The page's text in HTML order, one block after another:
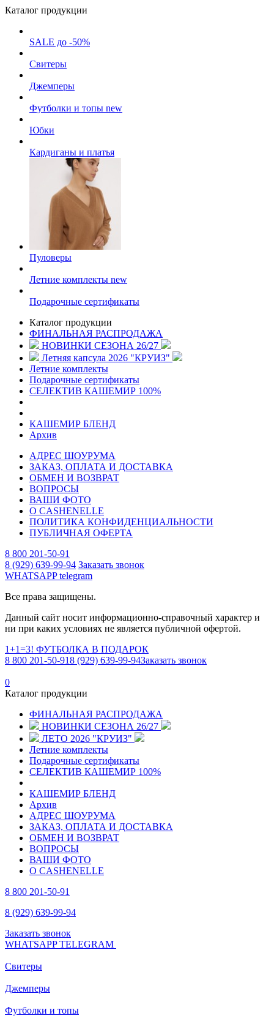
Каталог продукции
SALE до -50%
Свитеры
Джемперы
Футболки и топы new
Юбки
Кардиганы и платья
Пуловеры
Летние комплекты new
Подарочные сертификаты
Каталог продукции
ФИНАЛЬНАЯ РАСПРОДАЖА
НОВИНКИ СЕЗОНА 26/27
Летняя капсула 2026 "КРУИЗ"
Летние комплекты
Подарочные сертификаты
СЕЛЕКТИВ КАШЕМИР 100%
КАШЕМИР БЛЕНД
Архив
АДРЕС ШОУРУМА
ЗАКАЗ, ОПЛАТА И ДОСТАВКА
ОБМЕН И ВОЗВРАТ
ВОПРОСЫ
ВАШИ ФОТО
О CASHENELLE
ПОЛИТИКА КОНФИДЕНЦИАЛЬНОСТИ
ПУБЛИЧНАЯ ОФЕРТА
8 800 201-50-91
8 (929) 639-99-94 Заказать звонок
WHATSAPPtelegram
Все права защищены.
Данный сайт носит информационно-справочный характер и
ни при каких условиях не является публичной офертой.
1+1=3! ФУТБОЛКА В ПОДАРОК
8 800 201-50-918 (929) 639-99-94Заказать звонок
0
Каталог продукции
ФИНАЛЬНАЯ РАСПРОДАЖА
НОВИНКИ СЕЗОНА 26/27
ЛЕТО 2026 "КРУИЗ"
Летние комплекты
Подарочные сертификаты
СЕЛЕКТИВ КАШЕМИР 100%
КАШЕМИР БЛЕНД
Архив
АДРЕС ШОУРУМА
ЗАКАЗ, ОПЛАТА И ДОСТАВКА
ОБМЕН И ВОЗВРАТ
ВОПРОСЫ
ВАШИ ФОТО
О CASHENELLE
8 800 201-50-91
8 (929) 639-99-94
Заказать звонок
WHATSAPPTELEGRAM
Свитеры
Джемперы
Футболки и топы